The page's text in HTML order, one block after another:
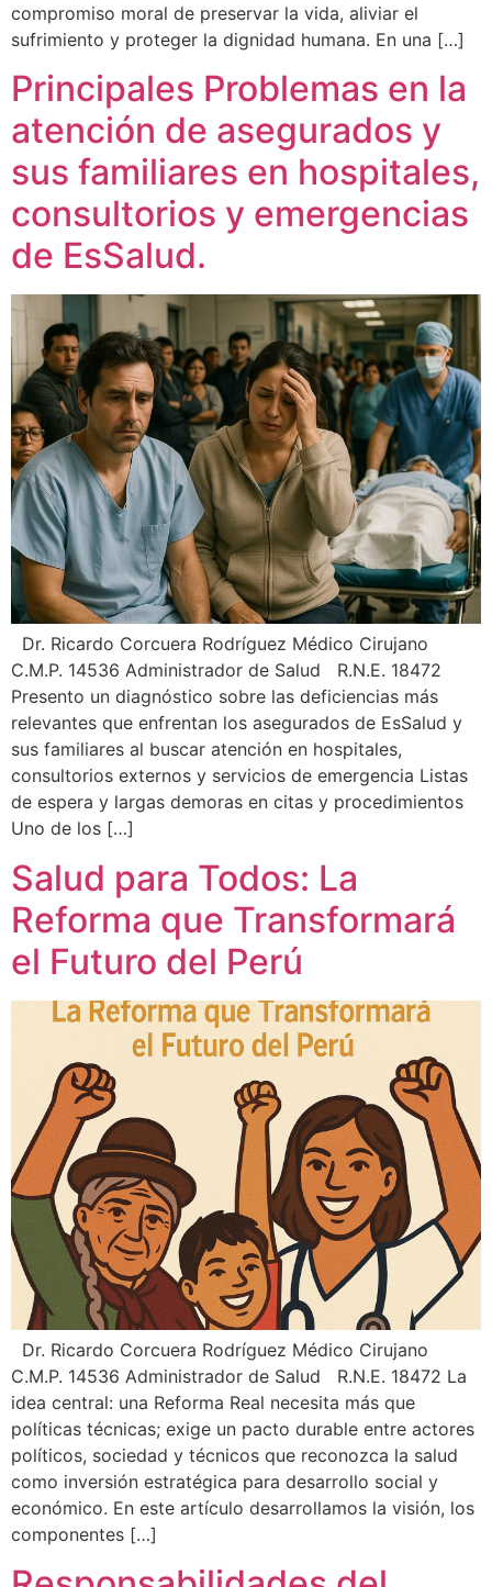
compromiso moral de preservar la vida, aliviar el
sufrimiento y proteger la dignidad humana. En una […]
Principales Problemas en la
atención de asegurados y
sus familiares en hospitales,
consultorios y emergencias
de EsSalud.
Dr. Ricardo Corcuera Rodríguez Médico Cirujano
C.M.P. 14536 Administrador de Salud R.N.E. 18472
Presento un diagnóstico sobre las deficiencias más
relevantes que enfrentan los asegurados de EsSalud y
sus familiares al buscar atención en hospitales,
consultorios externos y servicios de emergencia Listas
de espera y largas demoras en citas y procedimientos
Uno de los […]
Salud para Todos: La
Reforma que Transformará
el Futuro del Perú
Dr. Ricardo Corcuera Rodríguez Médico Cirujano
C.M.P. 14536 Administrador de Salud R.N.E. 18472 La
idea central: una Reforma Real necesita más que
políticas técnicas; exige un pacto durable entre actores
políticos, sociedad y técnicos que reconozca la salud
como inversión estratégica para desarrollo social y
económico. En este artículo desarrollamos la visión, los
componentes […]